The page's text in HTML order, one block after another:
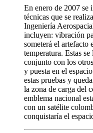
En enero de 2007 se
técnicas que se
Ingeniería
incluyen: vibración
someterá el artefacto
temperatura. Estas
conjunto con los
y puesta en el
estas pruebas y
la zona de carga del
emblema nacional
con un satélite
conquistaría el